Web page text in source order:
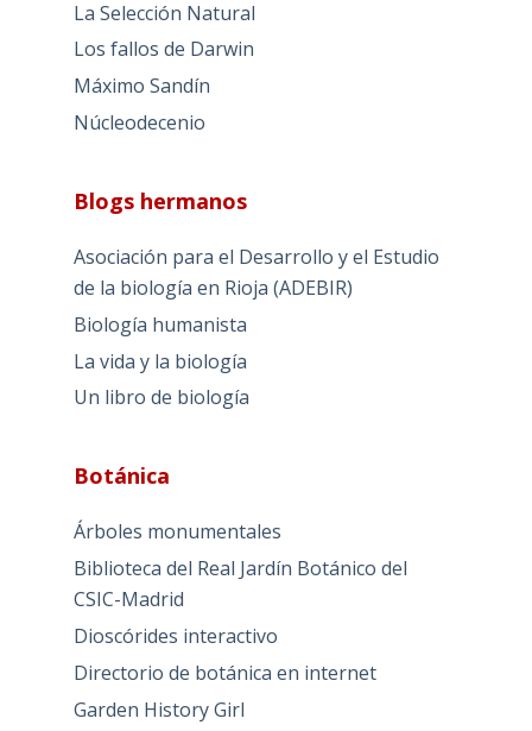
La Selección Natural
Los fallos de Darwin
Máximo Sandín
Núcleodecenio
Blogs hermanos
Asociación para el Desarrollo y el Estudio
de la biología en Rioja (ADEBIR)
Biología humanista
La vida y la biología
Un libro de biología
Botánica
Árboles monumentales
Biblioteca del Real Jardín Botánico del
CSIC-Madrid
Dioscórides interactivo
Directorio de botánica en internet
Garden History Girl